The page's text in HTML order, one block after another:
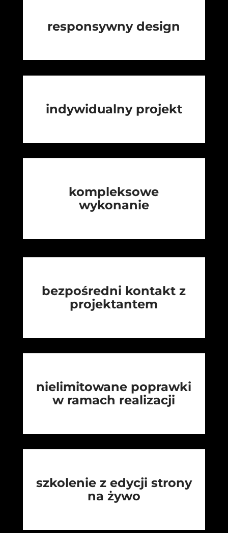
responsywny design
indywidualny projekt
kompleksowe
wykonanie
bezpośredni kontakt z
projektantem
nielimitowane poprawki
w ramach realizacji
szkolenie z edycji strony
na żywo